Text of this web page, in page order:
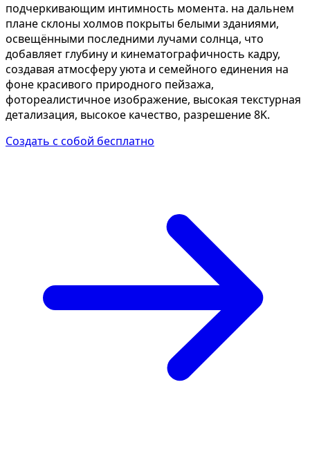
подчеркивающим интимность момента. на дальнем
плане склоны холмов покрыты белыми зданиями,
освещёнными последними лучами солнца, что
добавляет глубину и кинематографичность кадру,
создавая атмосферу уюта и семейного единения на
фоне красивого природного пейзажа,
фотореалистичное изображение, высокая текстурная
детализация, высокое качество, разрешение 8K.
Создать с собой бесплатно